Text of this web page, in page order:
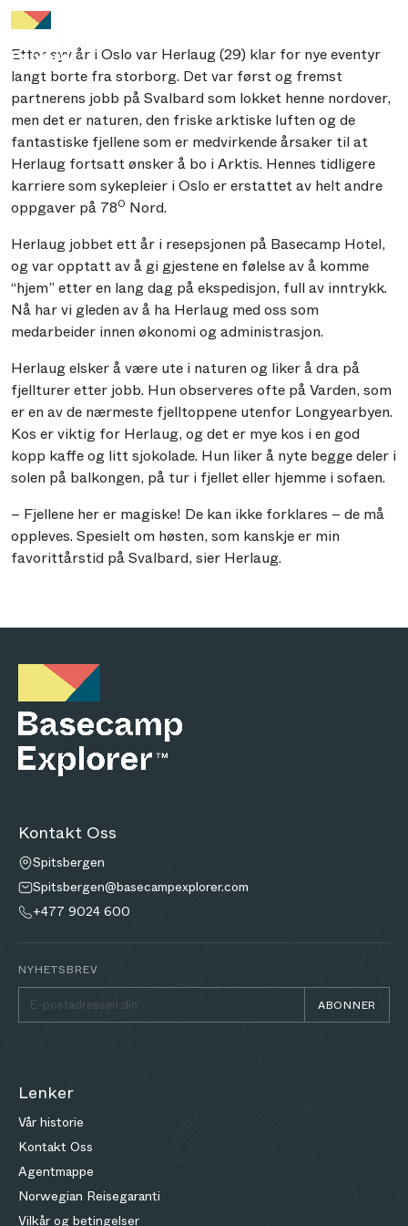
Etter syv år i Oslo var Herlaug (29) klar for nye eventyr
langt borte fra storborg. Det var først og fremst
partnerens jobb på Svalbard som lokket henne nordover,
men det er naturen, den friske arktiske luften og de
fantastiske fjellene som er medvirkende årsaker til at
Herlaug fortsatt ønsker å bo i Arktis. Hennes tidligere
karriere som sykepleier i Oslo er erstattet av helt andre
oppgaver på 780 Nord.
Herlaug jobbet ett år i resepsjonen på Basecamp Hotel,
og var opptatt av å gi gjestene en følelse av å komme
“hjem” etter en lang dag på ekspedisjon, full av inntrykk.
Nå har vi gleden av å ha Herlaug med oss som
medarbeider innen økonomi og administrasjon.
Herlaug elsker å være ute i naturen og liker å dra på
fjellturer etter jobb. Hun observeres ofte på Varden, som
er en av de nærmeste fjelltoppene utenfor Longyearbyen.
Kos er viktig for Herlaug, og det er mye kos i en god
kopp kaffe og litt sjokolade. Hun liker å nyte begge deler i
solen på balkongen, på tur i fjellet eller hjemme i sofaen.
– Fjellene her er magiske! De kan ikke forklares – de må
oppleves. Spesielt om høsten, som kanskje er min
favorittårstid på Svalbard, sier Herlaug.
Kontakt Oss
Spitsbergen
Spitsbergen@basecampexplorer.com
+477 9024 600
NYHETSBREV
ABONNER
Lenker
Vår historie
Kontakt Oss
Agentmappe
Norwegian Reisegaranti
Vilkår og betingelser